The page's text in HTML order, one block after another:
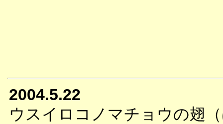
2004.5.22
ウスイロコノマチョウの翅